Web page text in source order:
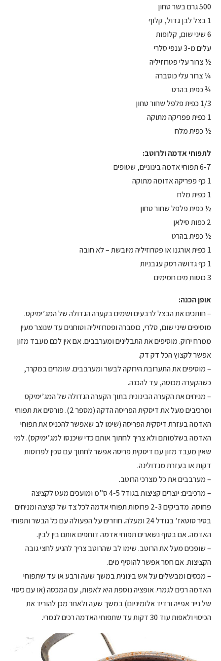
500 גרם בשר טחון
1 בצל לבן גדול, קלוף
6 שיני שום, קלופות
עלים מ-3 ענפי סלרי
½ צרור עלי פטרוזיליה
¼ צרור עלי כוסברה
¾ כפית בהרט
1/3 כפית פלפל שחור טחון
1 כפית פפריקה מתוקה
½ כפית מלח
לתפוחי אדמה ולרוטב:
6-7 תפוחי אדמה בינוניים, שטופים
1 כף פפריקה אדומה מתוקה
1 כפית מלח
½ כפית פלפל שחור טחון
2 כפות סילאן
½ כפית בהרט
1 כפית אורגנו או פטרוזיליה מיובשת – לא חובה
1 כף גדושה רסק עגבניות
3 כוסות מים חמימים
אופן הכנה:
– חותכים את הבצל לרבעים ושמים בקערה הגדולה של המג’ימיקס.
מוסיפים שיני שום, סלרי, כוסברה ופטרוזיליה וטוחנים עד שנוצר מעין
ממרח ירוק. מוסיפים את התבלינים ומערבבים. אם אין לכם מעבד מזון
אפשר לקצוץ הכל דק דק.
– מוסיפים את התערובת הירוקה לבשר ומערבבים. שומרים במקרר,
כשהקערה מכוסה, עד להכנה.
– מניחים את הקערה הבינונית בתוך הקערה הגדולה של המג’ימיקס
ומרכיבים מעל את דיסקית הפריסה הדקה (מספר 2). פורסים את תפוחי
האדמה בעזרת דיסקית הפריסה (שימו לב שאפשר להכניס את תפוחי
האדמה בשלמותם ולא צריך לחתוך אותם כדי שיכנסו למג’ימיקס). למי
שאין מעבד מזון עם דיסקית פריסה אפשר לחתוך עם סכין לפרוסות
דקות או בעזרת מנדולינה.
– מערבבים את כל מצרכי הרוטב.
– מרכיבים: יוצרים קציצות בגודל 4-5 ס”מ ומועכים מעט לקציצה
פחוסה. מדביקים 2-3 פרוסות תפוחי אדמה לכל צד של קציצה ומניחים
בסיר סוטאז’ בגודל 24 ומעלה. חוזרים על הפעולה עם כל הבשר ותפוחי
האדמה. אם בסוף נשארים תפוחי אדמה דוחפים אותם בין לבין.
– שופכים מעל את הרוטב. שימו לב שהרוטב צריך להגיע לחצי גובה
הקציצות. אם חסר אפשר להוסיף מים.
– מכסים ומבשלים על אש בינונית במשך שעה ורבע או עד שתפוחי
האדמה רכים לגמרי. אופציה נוספת היא לאפות, עם המכסה (או עם כיסוי
של נייר אפייה ורדיד אלומיניום) במשך שעה ולאחר מכן להוריד את
הכיסוי ולאפות עוד 30 דקות עד שתפוחי האדמה רכים לגמרי.